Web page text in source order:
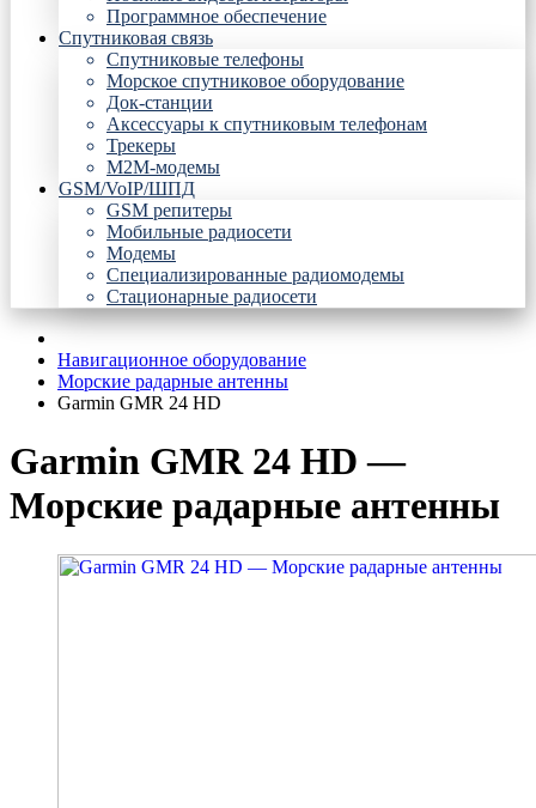
Программное обеспечение
Спутниковая связь
Спутниковые телефоны
Морское спутниковое оборудование
Док-станции
Аксессуары к спутниковым телефонам
Трекеры
М2М-модемы
GSM/VoIP/ШПД
GSM репитеры
Мобильные радиосети
Модемы
Специализированные радиомодемы
Стационарные радиосети
Навигационное оборудование
Морские радарные антенны
Garmin GMR 24 HD
Garmin GMR 24 HD —
Морские радарные антенны